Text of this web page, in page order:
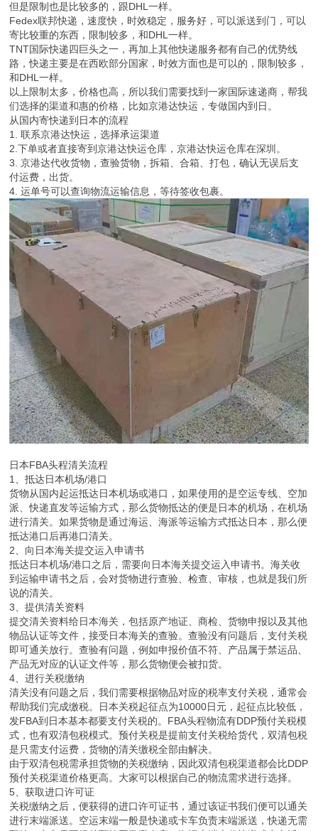
但是限制也是比较多的，跟DHL一样。
Fedex联邦快递，速度快，时效稳定，服务好，可以派送到门，可以
寄比较重的东西，限制较多，和DHL一样。
TNT国际快递四巨头之一，再加上其他快递服务都有自己的优势线
路，快递主要是在西欧部分国家，时效方面也是可以的，限制较多，
和DHL一样。
以上限制太多，价格也高，所以我们需要找到一家国际速递商，帮我
们选择的渠道和惠的价格，比如京港达快运，专做国内到日。
从国内寄快递到日本的流程
1. 联系京港达快运，选择承运渠道
2.下单或者直接寄到京港达快运仓库，京港达快运仓库在深圳。
3. 京港达代收货物，查验货物，拆箱、合箱、打包，确认无误后支
付运费，出货。
4. 运单号可以查询物流运输信息，等待签收包裹。
日本FBA头程清关流程
1、抵达日本机场/港口
货物从国内起运抵达日本机场或港口，如果使用的是空运专线、空加
派、快递直发等运输方式，那么货物抵达的便是日本的机场，在机场
进行清关。如果货物是通过海运、海派等运输方式抵达日本，那么便
抵达港口后再港口清关。
2、向日本海关提交运入申请书
抵达日本机场/港口之后，需要向日本海关提交运入申请书。海关收
到运输申请书之后，会对货物进行查验、检查、审核，也就是我们所
说的清关。
3、提供清关资料
提交清关资料给日本海关，包括原产地证、商检、货物申报以及其他
物品认证等文件，接受日本海关的查验。查验没有问题后，支付关税
即可通关放行。查验有问题，例如申报价值不符、产品属于禁运品、
产品无对应的认证文件等，那么货物便会被扣货。
4、进行关税缴纳
清关没有问题之后，我们需要根据物品对应的税率支付关税，通常会
帮助我们完成缴税。日本关税起征点为10000日元，起征点比较低，
发FBA到日本基本都要支付关税的。FBA头程物流有DDP预付关税模
式，也有双清包税模式。预付关税是提前支付关税给货代，双清包税
是只需支付运费，货物的清关缴税全部由解决。
由于双清包税需承担货物的关税缴纳，因此双清包税渠道都会比DDP
预付关税渠道价格更高。大家可以根据自己的物流需求进行选择。
5、获取进口许可证
关税缴纳之后，便获得的进口许可证书，通过该证书我们便可以通关
进行末端派送。空运末端一般是快递或卡车负责末端派送，快递无需